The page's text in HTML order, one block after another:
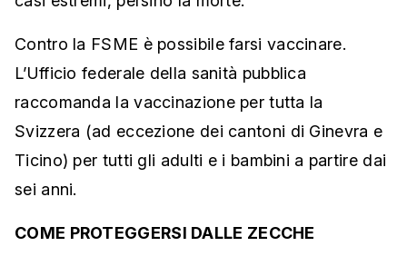
Contro la FSME è possibile farsi vaccinare.
L’Ufficio federale della sanità pubblica
raccomanda la vaccinazione per tutta la
Svizzera (ad eccezione dei cantoni di Ginevra e
Ticino) per tutti gli adulti e i bambini a partire dai
sei anni.
COME PROTEGGERSI DALLE ZECCHE